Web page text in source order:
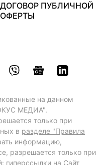
ДОГОВОР ПУБЛИЧНОЙ
ОФЕРТЫ
на данном
МЕДИА".
только при
в разделе "Правила
информацию,
разрешается только при
гиперссылки на Сайт